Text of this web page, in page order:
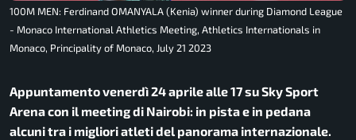
100M MEN: Ferdinand OMANYALA (Kenia) winner during Diamond League
- Monaco International Athletics Meeting, Athletics Internationals in
Monaco, Principality of Monaco, July 21 2023
Appuntamento venerdì 24 aprile alle 17 su Sky Sport
Arena con il meeting di Nairobi: in pista e in pedana
alcuni tra i migliori atleti del panorama internazionale.